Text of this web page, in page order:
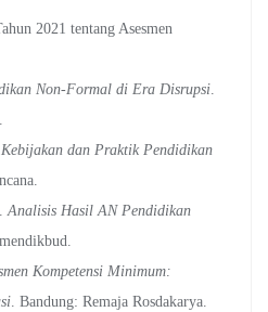
2021 tentang Asesmen
Non-Formal di Era Disrupsi.
Kebijakan dan Praktik Pendidikan
Analisis Hasil AN Pendidikan
Kompetensi Minimum:
. Bandung: Remaja Rosdakarya.